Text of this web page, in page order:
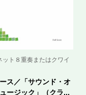
ット８重奏またはクワイ
ス／「サウンド・オ
ージック」（クラ...